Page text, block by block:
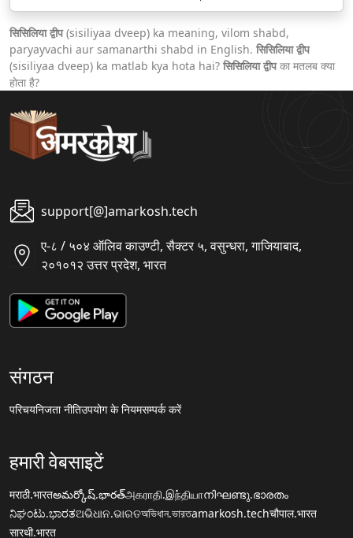
सिसिलिया द्वीप(sisiliyaa dveep) ka meaning, vilom shabd,
paryayvachi aur samanarthi shabd in English. सिसिलिया द्वीप
(sisiliyaa dveep) ka matlab kya hota hai? सिसिलिया द्वीपका मतलब क्या
होता है?
support[@]amarkosh.tech
ए-८ / ५०४ ऑलिव काउण्टी, सैक्टर ५, वसुन्धरा, गाजियाबाद,
२०१०१२ उत्तर प्रदेश, भारत
संगठन
परिचयनिजता नीतिउपयोग के नियमसम्पर्क करें
हमारी वेबसाइटें
मराठी.भारतఅమర్కోష్.భారత్அகராதி.இந்தியாനിഘണ്ടു.ഭാരതം
ನಿಘಂಟು.ಭಾರತଅଭିଧାନ.ଭାରତঅভিধান.ভারতamarkosh.techचौपाल.भारत
सारथी.भारत